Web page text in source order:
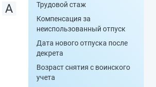
Трудовой стаж
Компенсация за
неиспользованный отпуск
Дата нового отпуска после
декрета
Возраст снятия с воинского
учета